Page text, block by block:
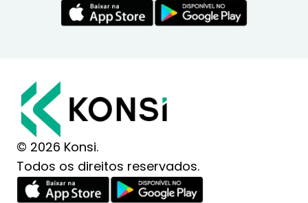
© 2026 Konsi.
Todos os direitos reservados.